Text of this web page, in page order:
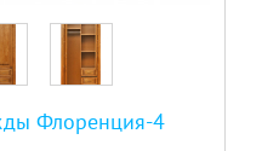
Флоренция-4